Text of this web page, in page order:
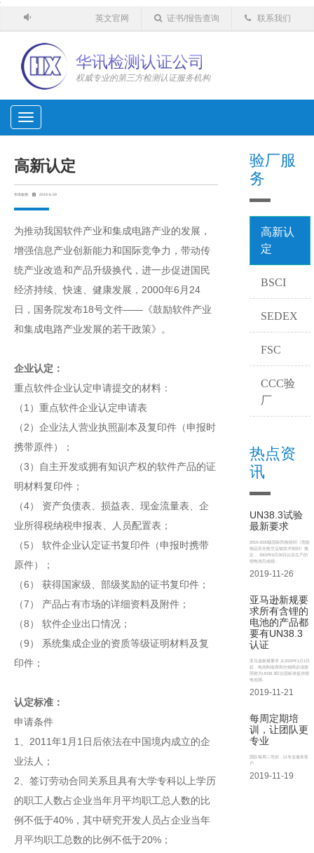
'
英文官网 证书/报告查询 联系我们
华讯检测认证公司
权威专业的第三方检测认证服务机构
Toggle
navigation
高新认定
华讯检测 2019-6-29
为推动我国软件产业和集成电路产业的发展，
增强信息产业创新能力和国际竞争力，带动传
统产业改造和产品升级换代，进一步促进国民
经济持续、快速、健康发展，2000年6月24
日，国务院发布18号文件――《鼓励软件产业
和集成电路产业发展的若干政策》。
企业认定：
重点软件企业认定申请提交的材料：
（1）重点软件企业认定申请表
（2）企业法人营业执照副本及复印件（申报时
携带原件）；
（3）自主开发或拥有知识产权的软件产品的证
明材料复印件；
（4） 资产负债表、损益表、现金流量表、企
业所得税纳税申报表、人员配置表；
（5） 软件企业认定证书复印件（申报时携带
原件）；
（6） 获得国家级、部级奖励的证书复印件；
（7） 产品占有市场的详细资料及附件；
（8） 软件企业出口情况；
（9） 系统集成企业的资质等级证明材料及复
印件；
认定标准：
申请条件
1、2011年1月1日后依法在中国境内成立的企
业法人；
2、签订劳动合同关系且具有大学专科以上学历
的职工人数占企业当年月平均职工总人数的比
例不低于40%，其中研究开发人员占企业当年
月平均职工总数的比例不低于20%；
验厂服
务
高新认
定
BSCI
SEDEX
FSC
CCC验
厂
热点资
讯
UN38.3试验
最新要求
2019-2020版国际民航组织《危险
物品安全航空运输技术细则》规
定， 2003年6月30日以后生产的
锂电池芯或锂..
2019-11-26
亚马逊新规要
求所有含锂的
电池的产品都
要有UN38.3
认证
亚马逊新规要求 从2020年1月1日
起，电池制造商和分销商必须按
照称为UN38.3联合国标准提供锂
电池测..
2019-11-21
每周定期培
训，让团队更
专业
团队每周二培训，以专业服务客
户
2019-11-19